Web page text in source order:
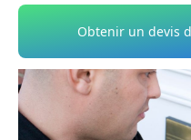
Obtenir un devis